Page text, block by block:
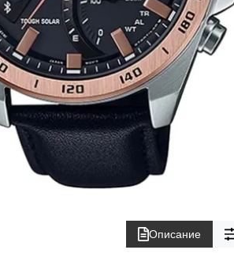
Описание